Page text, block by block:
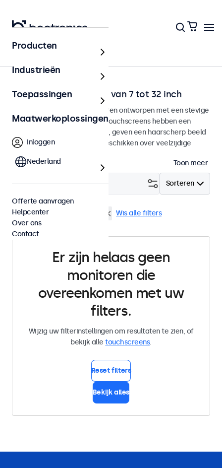
Home
Desktop touchscreens van 7 tot 32 inch
Desktop touchscreen monitoren ontworpen met een stevige
verstelbare voetsteun. Deze touchscreens hebben een
compacte stabiele voetsteun, geven een haarscherp beeld
met een brede kijkhoek en beschikken over veelzijdige
Toon meer
Sorteren
Filter (0)
Desktop USB mediaplayer Wis alle filters
Er zijn helaas geen
monitoren die
overeenkomen met uw
filters.
Wijzig uw filterinstellingen om resultaten te zien, of
bekijk alletouchscreens.
Reset filters
Bekijk alles
Producten
Industrieën
Toepassingen
Maatwerkoplossingen
Inloggen
Nederland
Offerte aanvragen
Helpcenter
Over ons
Contact